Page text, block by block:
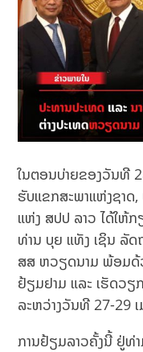
ໃນຕອນບ່າຍຂອງວັນທີ
ຮັບແຂກສະພາແຫ່ງຊາດ
ແຫ່ງ ສປປ ລາວ ໄດ້ໃຫ້
ທ່ານ ບຸຍ ແທັງ ເຊິນ ລັດ
ສສ ຫວຽດນາມ ພ້ອມດ້ວ
ຢ້ຽມຢາມ ແລະ ເຮັດວຽ
ລະຫວ່າງວັນທີ 27-29 ເ
ການຢ້ຽມລາວຄັ້ງນີ້ ຢູ່ທ່